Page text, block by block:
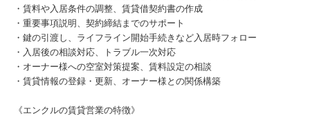
・賃料や入居条件の調整、賃貸借契約書の作成
・重要事項説明、契約締結までのサポート
・鍵の引渡し、ライフライン開始手続きなど入居時フォロー
・入居後の相談対応、トラブル一次対応
・オーナー様への空室対策提案、賃料設定の相談
・賃貸情報の登録・更新、オーナー様との関係構築
《エンクルの賃貸営業の特徴》